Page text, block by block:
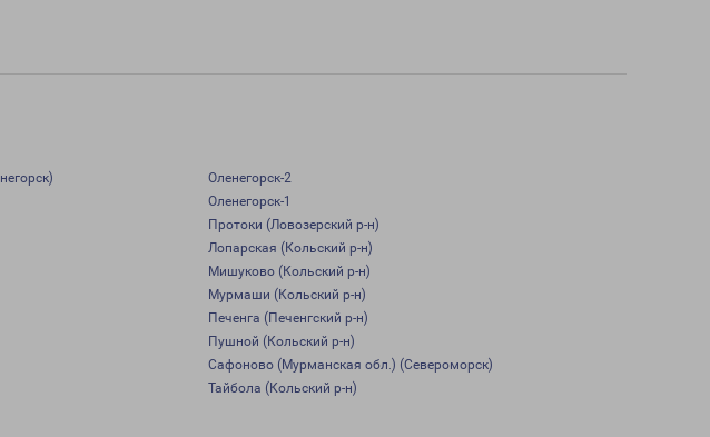
Оленегорск-2
Оленегорск-1
Протоки (Ловозерский р-н)
Лопарская (Кольский р-н)
Мишуково (Кольский р-н)
Мурмаши (Кольский р-н)
Печенга (Печенгский р-н)
Пушной (Кольский р-н)
Сафоново (Мурманская обл.) (Североморск)
Тайбола (Кольский р-н)